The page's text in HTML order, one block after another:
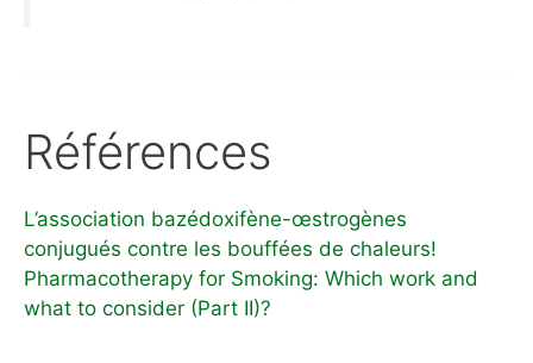
Références
L’association bazédoxifène-œstrogènes
conjugués contre les bouffées de chaleurs!
Pharmacotherapy for Smoking: Which work and
what to consider (Part II)?